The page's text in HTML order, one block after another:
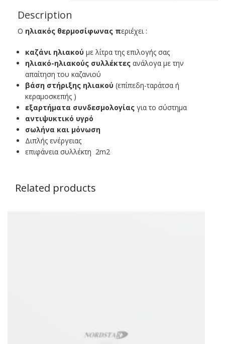
Description
Ο ηλιακός θερμοσίφωνας περιέχει :
καζάνι ηλιακούμε λίτρα της επιλογής σας
ηλιακό-ηλιακούς συλλέκτες ανάλογα με την
απαίτηση του καζανιού
βάση στήριξης ηλιακού (επίπεδη-ταράτσα ή
κεραμοσκεπής )
εξαρτήματα συνδεσμολογίας για το σύστημα
αντιψυκτικό υγρό
σωλήνα και μόνωση
Διπλής ενέργειας
επιφάνεια συλλέκτη 2m2
Related products